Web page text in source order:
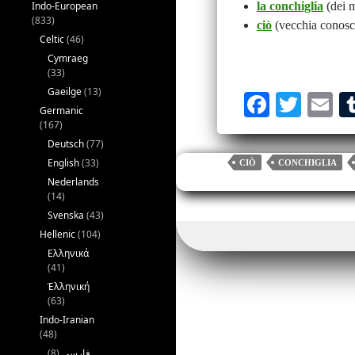
la conchiglia (dei
ciò(vecchia
Fa
ce
bo
T
wi
tte
E
m
CIÒ CONCHIGLIA
Indo-European
(833)
Celtic(46)
Cymraeg
(33)
Gaeilge(13)
Germanic
(167)
Deutsch(77)
English(33)
Nederlands
(14)
Svenska (43)
Hellenic(104)
Ελληνικά
(41)
Ἑλληνική
(63)
Indo-Iranian
(48)